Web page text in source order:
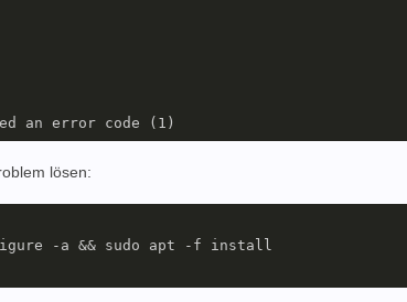
lösen:
dpkg --configure -a && sudo